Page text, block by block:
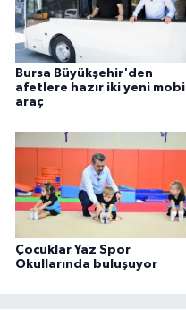
Bursa Büyükşehir'den
afetlere hazır iki yeni mobil
araç
Çocuklar Yaz Spor
Okullarında buluşuyor